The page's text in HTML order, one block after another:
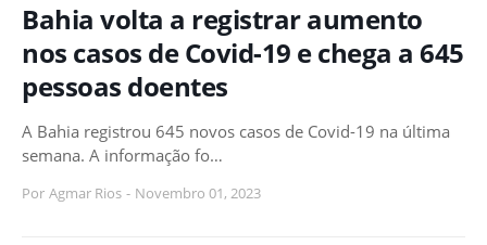
Bahia volta a registrar aumento
nos casos de Covid-19 e chega a 645
pessoas doentes
A Bahia registrou 645 novos casos de Covid-19 na última
semana. A informação fo…
Por Agmar Rios - Novembro 01, 2023